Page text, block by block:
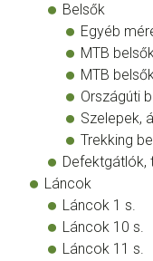
Belsők
Egyéb
MTB
MTB
Országúti
Szelepek,
Trekking
Defektgátlók,
Láncok
Láncok 1 s.
Láncok 10 s.
Láncok 11 s.